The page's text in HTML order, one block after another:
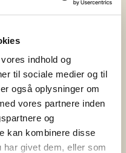
indhold og
til sociale medier og til
også oplysninger om
vores partnere inden
og
kan kombinere disse
har givet dem, eller som
Nordea-fonden. Bedre
400 frivillige i Bedre
med Syddansk